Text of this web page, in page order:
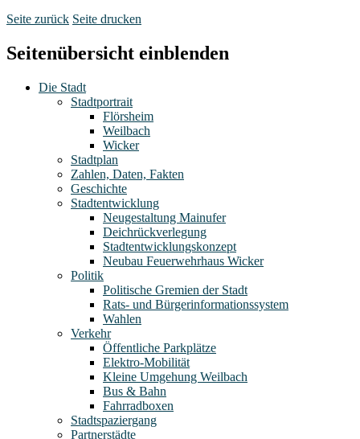
Seite zurück Seite drucken
Seitenübersicht einblenden
Die Stadt
Stadtportrait
Flörsheim
Weilbach
Wicker
Stadtplan
Zahlen, Daten, Fakten
Geschichte
Stadtentwicklung
Neugestaltung Mainufer
Deichrückverlegung
Stadtentwicklungskonzept
Neubau Feuerwehrhaus Wicker
Politik
Politische Gremien der Stadt
Rats- und Bürgerinformationssystem
Wahlen
Verkehr
Öffentliche Parkplätze
Elektro-Mobilität
Kleine Umgehung Weilbach
Bus & Bahn
Fahrradboxen
Stadtspaziergang
Partnerstädte